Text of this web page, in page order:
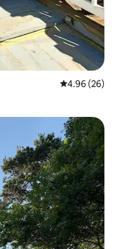
Meánrátáil
4.96 (26)